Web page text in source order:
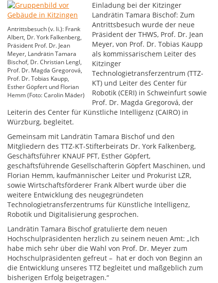
Antrittsbesuch (v. li.): Frank
Albert, Dr. York Falkenberg,
Präsident Prof. Dr. Jean
Meyer, Landrätin Tamara
Bischof, Dr. Christian Lengl,
Prof. Dr. Magda Gregorová,
Prof. Dr. Tobias Kaupp,
Esther Göpfert und Florian
Hemm (Foto: Carolin Mäder)
Einladung bei der Kitzinger
Landrätin Tamara Bischof: Zum
Antrittsbesuch wurde der neue
Präsident der THWS, Prof. Dr. Jean
Meyer, von Prof. Dr. Tobias Kaupp
als kommissarischem Leiter des
Kitzinger
Technologietransferzentrum (TTZ-
KT) und Leiter des Center für
Robotik (CERI) in Schweinfurt sowie
Prof. Dr. Magda Gregorová, der
Leiterin des Center für Künstliche Intelligenz (CAIRO) in
Würzburg, begleitet.
Gemeinsam mit Landrätin Tamara Bischof und den
Mitgliedern des TTZ-KT-Stifterbeirats Dr. York Falkenberg,
Geschäftsführer KNAUF PFT, Esther Göpfert,
geschäftsführende Gesellschafterin Göpfert Maschinen, und
Florian Hemm, kaufmännischer Leiter und Prokurist LZR,
sowie Wirtschaftsförderer Frank Albert wurde über die
weitere Entwicklung des neugegründeten
Technologietransferzentrums für Künstliche Intelligenz,
Robotik und Digitalisierung gesprochen.
Landrätin Tamara Bischof gratulierte dem neuen
Hochschulpräsidenten herzlich zu seinem neuen Amt: „Ich
habe mich sehr über die Wahl von Prof. Dr. Meyer zum
Hochschulpräsidenten gefreut – hat er doch von Beginn an
die Entwicklung unseres TTZ begleitet und maßgeblich zum
bisherigen Erfolg beigetragen.“